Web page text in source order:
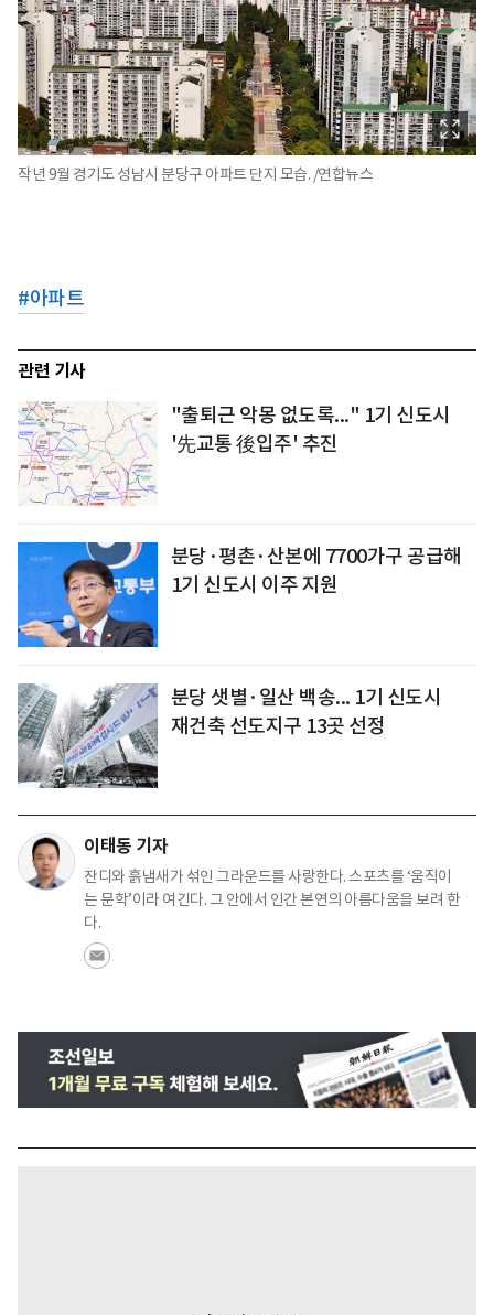
작년 9월 경기도 성남시 분당구 아파트 단지 모습. /연합뉴스
#아파트
관련 기사
"출퇴근 악몽 없도록..." 1기 신도시
'先교통 後입주' 추진
분당·평촌·산본에 7700가구 공급해
1기 신도시 이주 지원
분당 샛별·일산 백송... 1기 신도시
재건축 선도지구 13곳 선정
이태동 기자
잔디와 흙냄새가 섞인 그라운드를 사랑한다. 스포츠를 ‘움직이
는 문학’이라 여긴다. 그 안에서 인간 본연의 아름다움을 보려 한
다.